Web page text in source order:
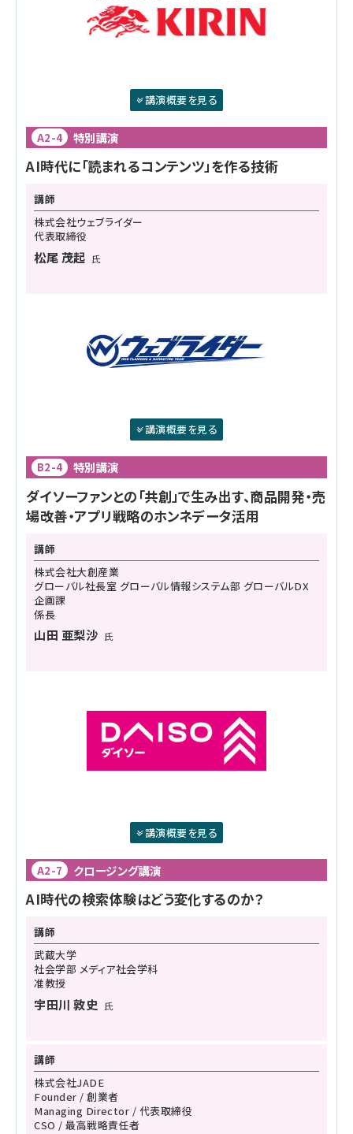
講演概要を見る
A2-4 特別講演
AI時代に「読まれるコンテンツ」を作る技術
講師
株式会社ウェブライダー
代表取締役
松尾 茂起 氏
講演概要を見る
B2-4 特別講演
ダイソーファンとの「共創」で生み出す、商品開発・売
場改善・アプリ戦略のホンネデータ活用
講師
株式会社大創産業
グローバル社長室 グローバル情報システム部 グローバルDX
企画課
係長
山田 亜梨沙 氏
講演概要を見る
A2-7 クロージング講演
AI時代の検索体験はどう変化するのか？
講師
武蔵大学
社会学部 メディア社会学科
准教授
宇田川 敦史 氏
講師
株式会社JADE
Founder / 創業者
Managing Director / 代表取締役
CSO / 最高戦略責任者